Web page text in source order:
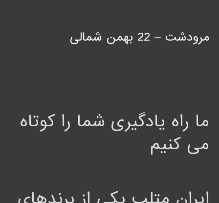
مرودشت – 22 بهمن شمالی
ما راه یادگیری شما را کوتاه
می کنیم